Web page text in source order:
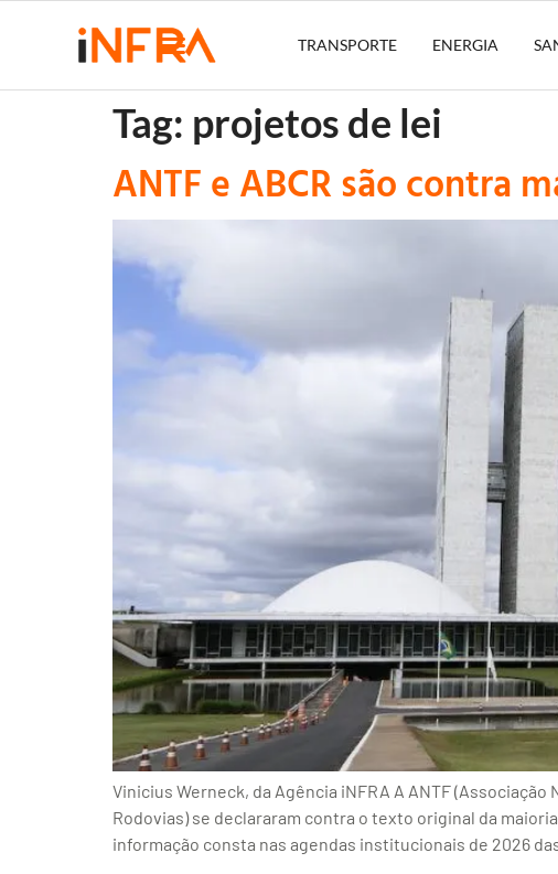
TRANSPORTE ENERGIA
Tag: projetos de lei
ANTF e ABCR são contra
Vinicius Werneck, da Agência iNFRA A ANTF
Rodovias) se declararam contra o texto original da
informação consta nas agendas institucionais de 2026